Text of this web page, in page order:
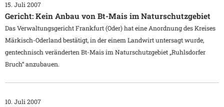
15. Juli 2007
Gericht: Kein Anbau von Bt-Mais im Naturschutzgebiet
Das Verwaltungsgericht Frankfurt (Oder) hat eine Anordnung des Kreises
Märkisch-Oderland bestätigt, in der einem Landwirt untersagt wurde,
gentechnisch veränderten Bt-Mais im Naturschutzgebiet „Ruhlsdorfer
Bruch“ anzubauen.
10. Juli 2007